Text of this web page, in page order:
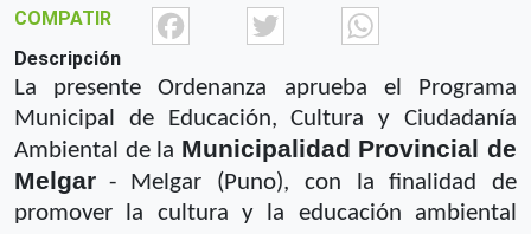
COMPATIR FacebookTwitter
Descripción
La presente Ordenanza aprueba el Programa
Municipal de Educación, Cultura y Ciudadanía
Ambiental de la Municipalidad Provincial de
Melgar - Melgar (Puno), con la finalidad de
promover la cultura y la educación ambiental